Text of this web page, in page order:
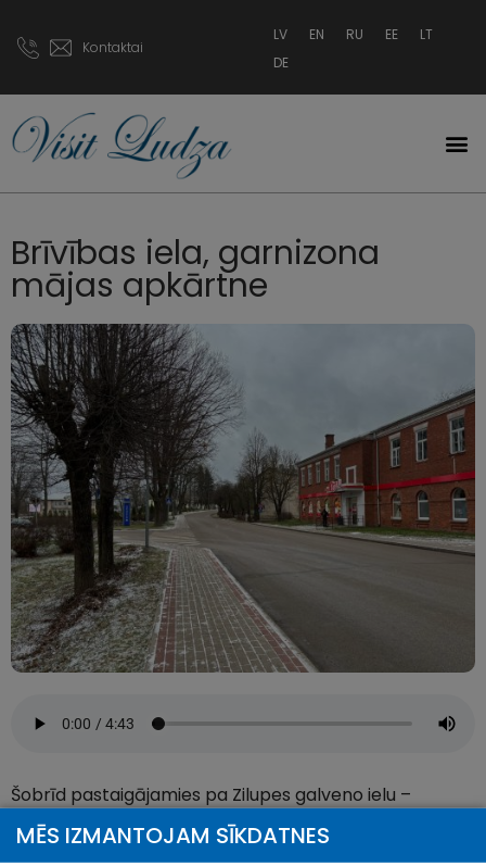
Kontaktai
LV EN RU EE
LT
DE
Brīvības iela, garnizona
mājas apkārtne
Šobrīd pastaigājamies pa Zilupes galveno ielu –
Brīvības ielu, kur meklējami pilsētas pirmsākumi un
kurai bijusi liela nozīme pilsētas attīstībā. Tās garums ir
MĒS IZMANTOJAM SĪKDATNES